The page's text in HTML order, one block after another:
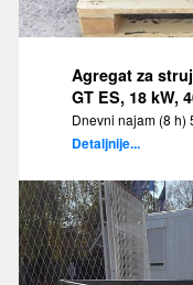
Agregat za
GT ES, 18 kW,
Dnevni najam (8 h)
Detaljnije...